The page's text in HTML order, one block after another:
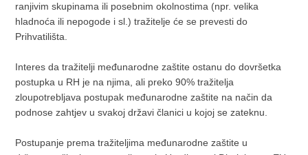
ranjivim skupinama ili posebnim okolnostima (npr. velika
hladnoća ili nepogode i sl.) tražitelje će se prevesti do
Prihvatilišta.
Interes da tražitelji međunarodne zaštite ostanu do dovršetka
postupka u RH je na njima, ali preko 90% tražitelja
zloupotrebljava postupak međunarodne zaštite na način da
podnose zahtjev u svakoj državi članici u kojoj se zateknu.
Postupanje prema tražiteljima međunarodne zaštite u